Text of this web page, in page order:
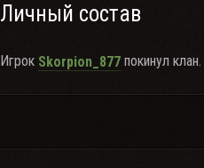
Личный состав
Игрок Skorpion_877 покинул клан.